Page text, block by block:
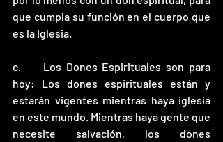
que cumpla su función en el cuerpo que
es la Iglesia.
c.	Los Dones Espirituales son para
hoy: Los dones espirituales están y
estarán vigentes mientras haya iglesia
en este mundo. Mientras haya gente que
necesite salvación, los dones